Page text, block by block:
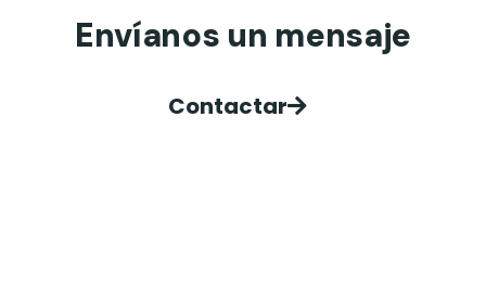
Envíanos un mensaje
Contactar